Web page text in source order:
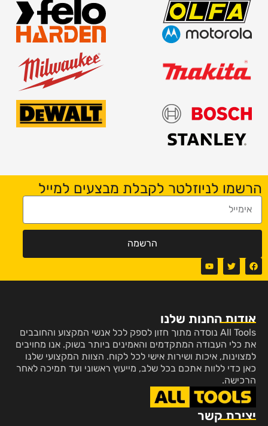
הרשמו לניוזלטר לקבלת מבצעים למייל
הרשמה
אודות החנות שלנו
All Tools נוסדה מתוך חזון לספק לכל אנשי המקצוע והחובבים
את כלי העבודה המתקדמים והאמינים ביותר בשוק. אנו מחויבים
למצוינות, איכות ושירות אישי לכל לקוח. הצוות המקצועי שלנו
כאן כדי ללוות אתכם בכל שלב, מייעוץ ראשוני ועד תמיכה לאחר
הרכישה.
יצירת קשר